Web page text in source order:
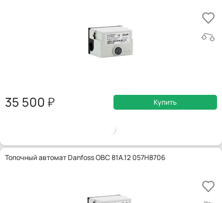
35 500 Купить
Топочный автомат Danfoss OBC 81A.12 057H8706